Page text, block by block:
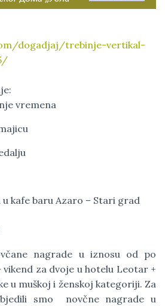
dogadjaj/trebinje-vertikal-
vremena
u kafe baru Azaro – Stari grad
nagrade u iznosu od po
za dvoje u hotelu Leotar +
u muškoj i ženskoj kategoriji. Za
smo novčne nagrade u